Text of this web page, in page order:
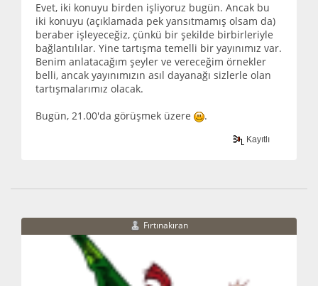
Evet, iki konuyu birden işliyoruz bugün. Ancak bu
iki konuyu (açıklamada pek yansıtmamış olsam da)
beraber işleyeceğiz, çünkü bir şekilde birbirleriyle
bağlantılılar. Yine tartışma temelli bir yayınımız var.
Benim anlatacağım şeyler ve vereceğim örnekler
belli, ancak yayınımızın asıl dayanağı sizlerle olan
tartışmalarımız olacak.
Bugün, 21.00'da görüşmek üzere
.
Kayıtlı
Fırtınakıran